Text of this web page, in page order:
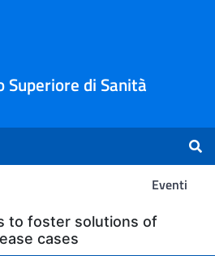
di Sanità
Eventi
to foster solutions of
cases